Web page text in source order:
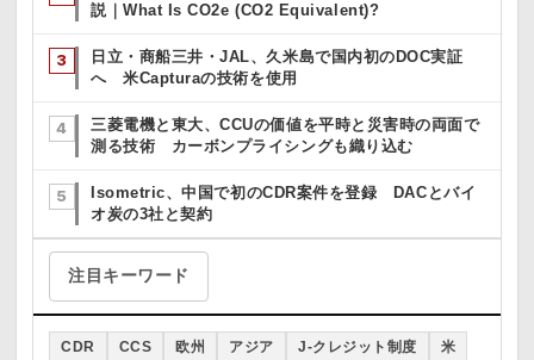
説｜What Is CO2e (CO2 Equivalent)?
日立・商船三井・JAL、久米島で国内初のDOC実証
へ 米Capturaの技術を使用
三菱電機と東大、CCUの価値を平時と災害時の両面で
測る技術 カーボンプライシングも織り込む
Isometric、中国で初のCDR案件を登録 DACとバイ
オ炭の3社と契約
注目キーワード
CDR CCS 欧州 アジア J-クレジット制度 米